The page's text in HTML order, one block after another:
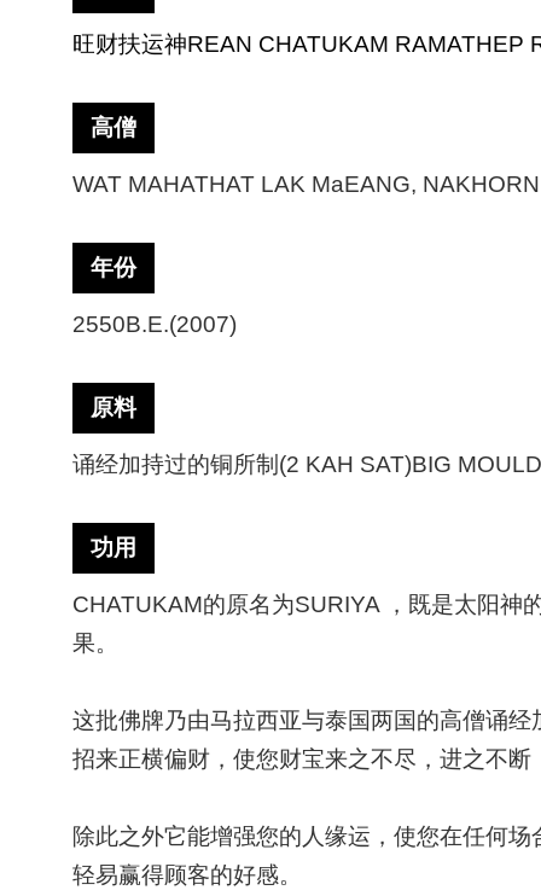
旺财扶运神REAN CHATUKAM RAMATHEP
高僧
WAT MAHATHAT LAK MaEANG,
年份
2550B.E.(2007)
原料
诵经加持过的铜所制 (2 KAH SAT)BIG MOULD
功用
CHATUKAM的原名为SURIYA ，既是太阳神
果。
这批佛牌乃由马拉西亚与泰国两国的高僧诵
招来正横偏财，使您财宝来之不尽，进之不断
除此之外它能增强您的人缘运，使您在任何
轻易赢得顾客的好感。